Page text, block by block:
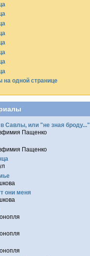
на одной странице
Савлы, или "не зная броду..."
Пащенко
Пащенко
они меня